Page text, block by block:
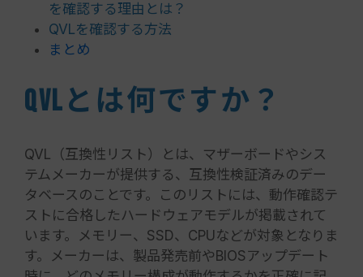
を確認する理由とは？
QVLを確認する方法
まとめ
QVLとは何ですか？
QVL（互換性リスト）とは、マザーボードやシス
テムメーカーが提供する、互換性検証済みのデー
タベースのことです。このリストには、動作確認テ
ストに合格したハードウェアモデルが掲載されて
います。メモリー、SSD、CPUなどが対象となりま
す。メーカーは、製品発売前やBIOSアップデート